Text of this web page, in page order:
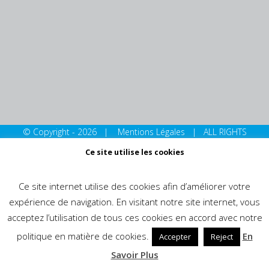
© Copyright - 2026 | Mentions Légales | ALL RIGHTS
RESERVED
Ce site utilise les cookies
Ce site internet utilise des cookies afin d’améliorer votre
expérience de navigation. En visitant notre site internet, vous
acceptez l’utilisation de tous ces cookies en accord avec notre
politique en matière de cookies.
Accepter Reject
En
Savoir Plus